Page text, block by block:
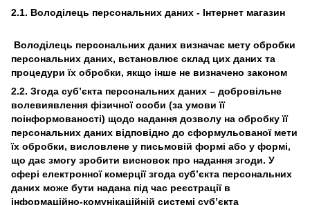
2.1. Володілець персональних даних - Інтернет магазин
Володілець персональних даних визначає мету обробки
персональних даних, встановлює склад цих даних та
процедури їх обробки, якщо інше не визначено законом
2.2. Згода суб’єкта персональних даних – добровільне
волевиявлення фізичної особи (за умови її
поінформованості) щодо надання дозволу на обробку її
персональних даних відповідно до сформульованої мети
їх обробки, висловлене у письмовій формі або у формі,
що дає змогу зробити висновок про надання згоди. У
сфері електронної комерції згода суб’єкта персональних
даних може бути надана під час реєстрації в
інформаційно-комунікаційній системі суб’єкта